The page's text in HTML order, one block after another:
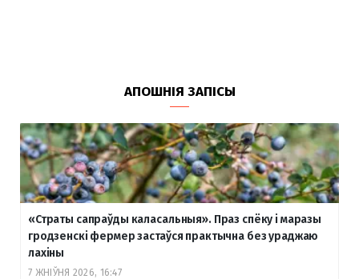
АПОШНІЯ ЗАПІСЫ
«Страты сапраўды каласальныя». Праз спёку і маразы
гродзенскі фермер застаўся практычна без ураджаю
лахіны
7 ЖНІЎНЯ 2026, 16:47